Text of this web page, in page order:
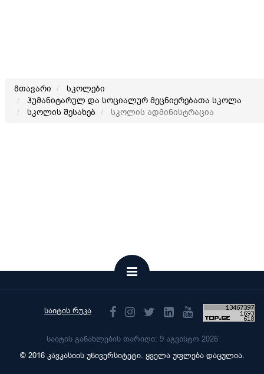
მთავარი
სკოლები
ჰუმანიტარულ და სოციალურ მეცნიერებათა სკოლა
სკოლის შესახებ
სკოლის ადმინისტრაცია
საიტის რუკა
საიტის განახლების თარიღი: 9 აგვისტო 2026
© 2016 კავკასიის უნივერსიტეტი. ყველა უფლება დაცულია.